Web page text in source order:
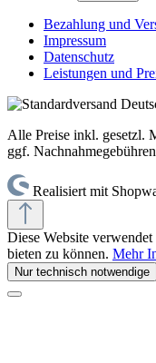
Bezahlung und
Impressum
Datenschutz
Leistungen und
Alle Preise inkl. gesetzl.
ggf.
Realisiert mit
Diese Website
bieten zu können. Mehr
Nur technisch notwendige